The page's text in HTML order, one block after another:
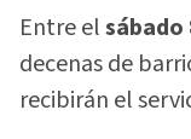
Entre elsábado
decenas de
recibirán el